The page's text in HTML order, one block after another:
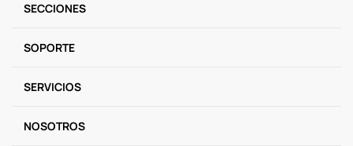
SECCIONES
SOPORTE
SERVICIOS
NOSOTROS